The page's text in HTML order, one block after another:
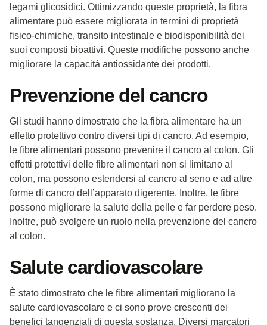
legami glicosidici. Ottimizzando queste proprietà, la fibra
alimentare può essere migliorata in termini di proprietà
fisico-chimiche, transito intestinale e biodisponibilità dei
suoi composti bioattivi. Queste modifiche possono anche
migliorare la capacità antiossidante dei prodotti.
Prevenzione del cancro
Gli studi hanno dimostrato che la fibra alimentare ha un
effetto protettivo contro diversi tipi di cancro. Ad esempio,
le fibre alimentari possono prevenire il cancro al colon. Gli
effetti protettivi delle fibre alimentari non si limitano al
colon, ma possono estendersi al cancro al seno e ad altre
forme di cancro dell’apparato digerente. Inoltre, le fibre
possono migliorare la salute della pelle e far perdere peso.
Inoltre, può svolgere un ruolo nella prevenzione del cancro
al colon.
Salute cardiovascolare
È stato dimostrato che le fibre alimentari migliorano la
salute cardiovascolare e ci sono prove crescenti dei
benefici tangenziali di questa sostanza. Diversi marcatori